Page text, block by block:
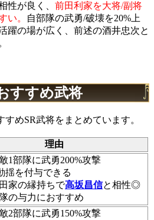
性が良く、 前田利家を大将/副将
い。
自部隊の武勇/破壊を20%上
躍の場が広く、前述の酒井忠次と
すすめ武将
めSR武将をまとめています。
理由
1部隊に武勇200%攻撃
揺を付与できる
家の縁持ちで高坂昌信と相性◎
の与力におすすめ
2部隊に武勇150%攻撃